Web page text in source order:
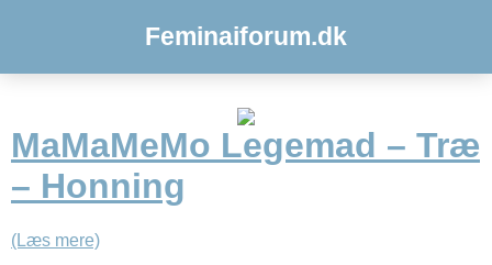
Feminaiforum.dk
MaMaMeMo Legemad – Træ
– Honning
(Læs mere)